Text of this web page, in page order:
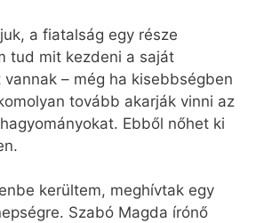
a fiatalság egy része
tud mit kezdeni a saját
– még ha kisebbségben
tovább akarják vinni az
Ebből nőhet ki
kerültem, meghívtak egy
Szabó Magda írónő